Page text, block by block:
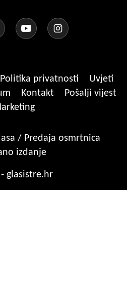
Politika privatnosti
Uvjeti
Kontakt
Pošalji vijest
/ Predaja osmrtnica
izdanje
glasistre.hr